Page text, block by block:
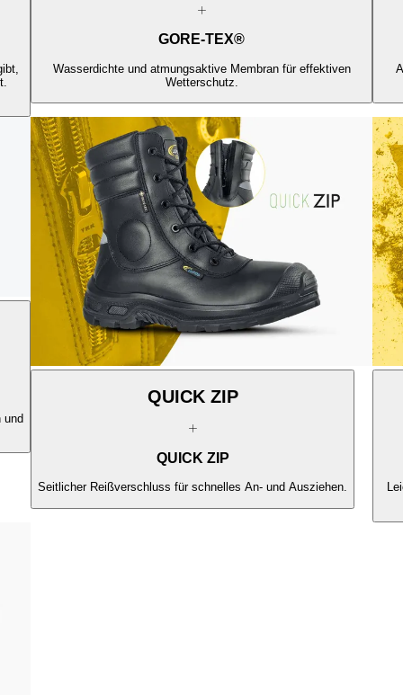
GORE-TEX®
Wasserdichte und atmungsaktive Membran für effektiven
Wetterschutz.
und
QUICK ZIP
QUICK ZIP
Seitlicher Reißverschluss für schnelles An- und Ausziehen.